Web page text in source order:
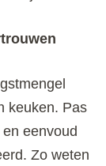
keuken. Pas
eenvoud
Zo weten